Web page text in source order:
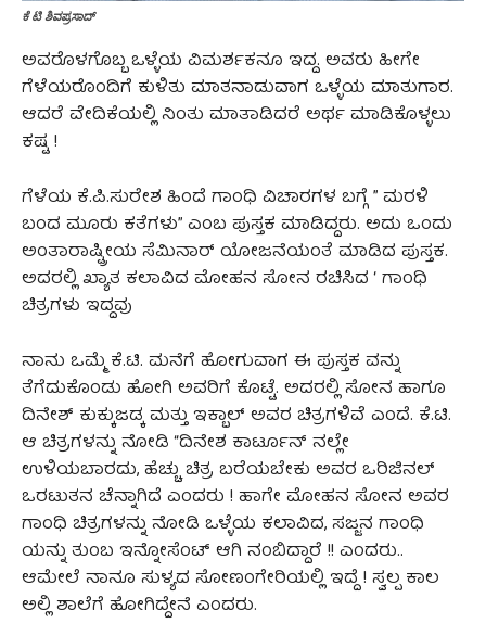
ಕೆ ಟಿ ಶಿವಪ್ರಸಾದ್
ಅವರೊಳಗೊಬ್ಬ ಒಳ್ಳೆಯ ವಿಮರ್ಶಕನೂ ಇದ್ದ. ಅವರು ‌ಹೀಗೇ
ಗೆಳೆಯರೊಂದಿಗೆ ಕುಳಿತು ಮಾತನಾಡುವಾಗ ಒಳ್ಳೆಯ ಮಾತುಗಾರ.
ಆದರೆ ವೇದಿಕೆಯಲ್ಲಿ ನಿಂತು ಮಾತಾಡಿದರೆ ಅರ್ಥ ಮಾಡಿಕೊಳ್ಳಲು
ಕಷ್ಟ !
ಗೆಳೆಯ ಕೆ.ಪಿ.ಸುರೇಶ ಹಿಂದೆ ಗಾಂಧಿ ವಿಚಾರಗಳ ಬಗ್ಗೆ ” ಮರಳಿ
ಬಂದ ಮೂರು ಕತೆಗಳು” ಎಂಬ ಪುಸ್ತಕ ಮಾಡಿದ್ದರು. ಅದು ಒಂದು
ಅಂತಾರಾಷ್ಟ್ರೀಯ ಸೆಮಿನಾರ್ ಯೋಜನೆಯಂತೆ ಮಾಡಿದ ಪುಸ್ತಕ.
ಅದರಲ್ಲಿ ಖ್ಯಾತ ಕಲಾವಿದ ಮೋಹನ ಸೋನ ರಚಿಸಿದ ‘ ಗಾಂಧಿ
ಚಿತ್ರಗಳು ಇದ್ದವು
ನಾನು ಒಮ್ಮೆ ಕೆ.ಟಿ. ಮನೆಗೆ ಹೋಗುವಾಗ ಈ ಪುಸ್ತಕ ವನ್ನು
ತೆಗೆದುಕೊಂಡು ಹೋಗಿ ಅವರಿಗೆ ಕೊಟ್ಟೆ. ಅದರಲ್ಲಿ ಸೋನ ಹಾಗೂ
ದಿನೇಶ್ ಕುಕ್ಕುಜಡ್ಕ ಮತ್ತು ಇಕ್ಬಾಲ್ ಅವರ ಚಿತ್ರಗಳಿವೆ ಎಂದೆ. ಕೆ.ಟಿ.
ಆ ಚಿತ್ರಗಳನ್ನು ನೋಡಿ “ದಿನೇಶ ಕಾರ್ಟೂನ್ ನಲ್ಲೇ
ಉಳಿಯಬಾರದು, ಹೆಚ್ಚು ಚಿತ್ರ ಬರೆಯಬೇಕು ಅವರ ಒರಿಜಿನಲ್
ಒರಟುತನ ಚೆನ್ನಾಗಿದೆ ಎಂದರು ! ಹಾಗೇ ಮೋಹನ ಸೋನ ಅವರ
ಗಾಂಧಿ ಚಿತ್ರಗಳನ್ನು ನೋಡಿ ಒಳ್ಳೆಯ ಕಲಾವಿದ, ಸಜ್ಜನ ಗಾಂಧಿ
ಯನ್ನು ತುಂಬ ಇನ್ನೋಸೆಂಟ್ ಆಗಿ ನಂಬಿದ್ದಾರೆ !! ಎಂದರು..
ಆಮೇಲೆ ನಾನೂ ಸುಳ್ಯದ ಸೋಣಂಗೇರಿಯಲ್ಲಿ ಇದ್ದೆ ! ಸ್ವಲ್ಪ ಕಾಲ
ಅಲ್ಲಿ ಶಾಲೆಗೆ ಹೋಗಿದ್ದೇನೆ ಎಂದರು.